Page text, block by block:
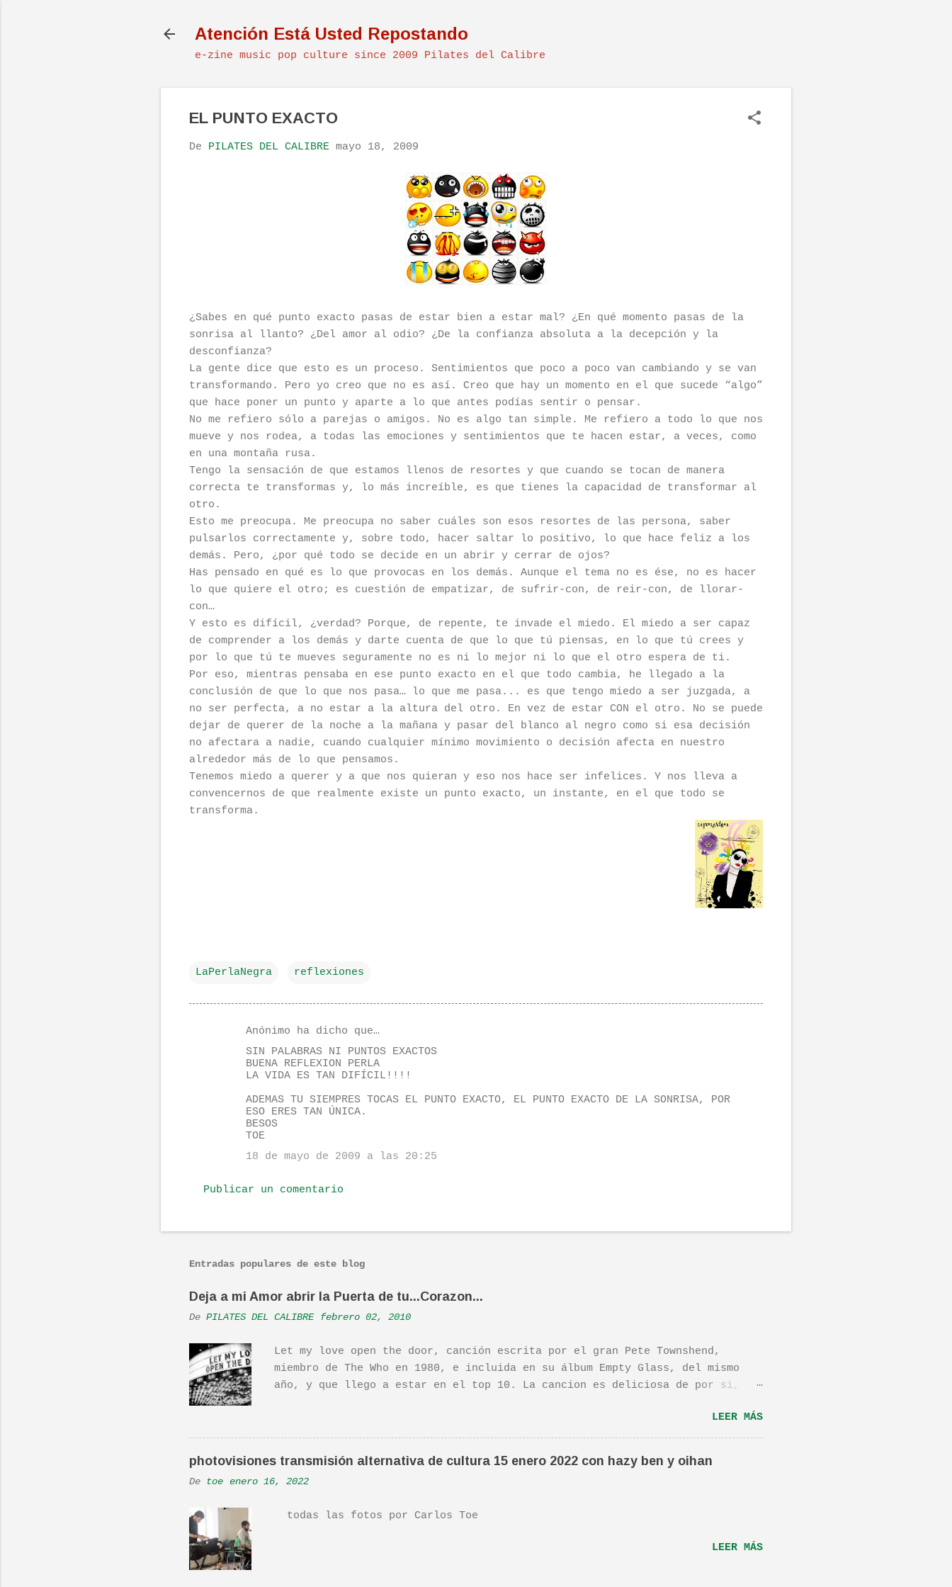
Atención Está Usted Repostando
e-zine music pop culture since 2009 Pilates del Calibre
EL PUNTO EXACTO
De PILATES DEL CALIBRE mayo 18, 2009
¿Sabes en qué punto exacto pasas de estar bien a estar mal? ¿En qué momento pasas de la
sonrisa al llanto? ¿Del amor al odio? ¿De la confianza absoluta a la decepción y la
desconfianza?
La gente dice que esto es un proceso. Sentimientos que poco a poco van cambiando y se van
transformando. Pero yo creo que no es así. Creo que hay un momento en el que sucede “algo”
que hace poner un punto y aparte a lo que antes podías sentir o pensar.
No me refiero sólo a parejas o amigos. No es algo tan simple. Me refiero a todo lo que nos
mueve y nos rodea, a todas las emociones y sentimientos que te hacen estar, a veces, como
en una montaña rusa.
Tengo la sensación de que estamos llenos de resortes y que cuando se tocan de manera
correcta te transformas y, lo más increíble, es que tienes la capacidad de transformar al
otro.
Esto me preocupa. Me preocupa no saber cuáles son esos resortes de las persona, saber
pulsarlos correctamente y, sobre todo, hacer saltar lo positivo, lo que hace feliz a los
demás. Pero, ¿por qué todo se decide en un abrir y cerrar de ojos?
Has pensado en qué es lo que provocas en los demás. Aunque el tema no es ése, no es hacer
lo que quiere el otro; es cuestión de empatizar, de sufrir-con, de reir-con, de llorar-
con…
Y esto es difícil, ¿verdad? Porque, de repente, te invade el miedo. El miedo a ser capaz
de comprender a los demás y darte cuenta de que lo que tú piensas, en lo que tú crees y
por lo que tú te mueves seguramente no es ni lo mejor ni lo que el otro espera de ti.
Por eso, mientras pensaba en ese punto exacto en el que todo cambia, he llegado a la
conclusión de que lo que nos pasa… lo que me pasa... es que tengo miedo a ser juzgada, a
no ser perfecta, a no estar a la altura del otro. En vez de estar CON el otro. No se puede
dejar de querer de la noche a la mañana y pasar del blanco al negro como si esa decisión
no afectara a nadie, cuando cualquier mínimo movimiento o decisión afecta en nuestro
alrededor más de lo que pensamos.
Tenemos miedo a querer y a que nos quieran y eso nos hace ser infelices. Y nos lleva a
convencernos de que realmente existe un punto exacto, un instante, en el que todo se
transforma.
LaPerlaNegra reflexiones
Anónimo ha dicho que…
SIN PALABRAS NI PUNTOS EXACTOS
BUENA REFLEXION PERLA
LA VIDA ES TAN DIFÍCIL!!!!
ADEMAS TU SIEMPRES TOCAS EL PUNTO EXACTO, EL PUNTO EXACTO DE LA SONRISA, POR
ESO ERES TAN ÚNICA.
BESOS
TOE
18 de mayo de 2009 a las 20:25
Publicar un comentario
Entradas populares de este blog
Deja a mi Amor abrir la Puerta de tu...Corazon...
De PILATES DEL CALIBRE febrero 02, 2010
Let my love open the door, canción escrita por el gran Pete Townshend,
miembro de The Who en 1980, e incluida en su álbum Empty Glass, del mismo
año, y que llego a estar en el top 10. La cancion es deliciosa de por si, de
una actuación de Pete. Ayer pude ver una estupenda película llamada "Dan in
Real Life". Recomendada por TOE hace unos posts.Yo también os la recomiendo.
En una escena de la peli Dan y su hermano interpretan esta canción.De hecho
la Banda sonora, interpretada por Sondre Lerche , incluye una magnifica Per-
Versión de este tema de Townshend. PINCHA AQUÍ Y LA TENDRÁS...
LEER MÁS
photovisiones transmisión alternativa de cultura 15 enero 2022 con hazy ben y oihan
De toe enero 16, 2022
todas las fotos por Carlos Toe
LEER MÁS